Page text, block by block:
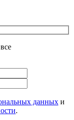
данных и
.